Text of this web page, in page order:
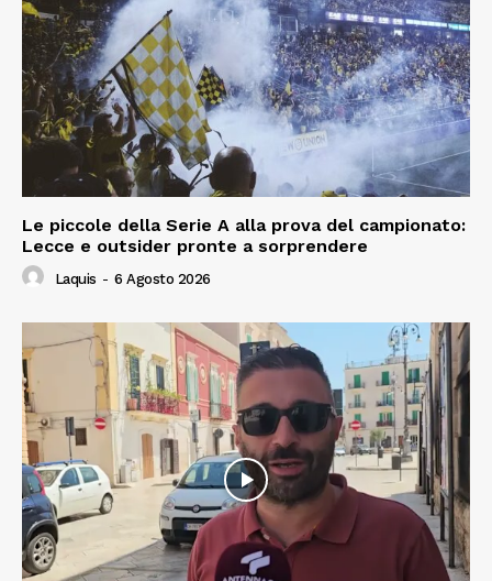
Le piccole della Serie A alla prova del campionato:
Lecce e outsider pronte a sorprendere
Laquis - 6 Agosto 2026